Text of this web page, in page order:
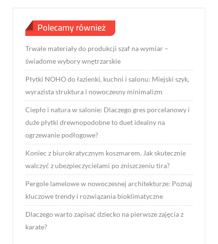
Polecamy również
Trwałe materiały do produkcji szaf na wymiar –
świadome wybory wnętrzarskie
Płytki NOHO do łazienki, kuchni i salonu: Miejski szyk,
wyrazista struktura i nowoczesny minimalizm
Ciepło i natura w salonie: Dlaczego gres porcelanowy i
duże płytki drewnopodobne to duet idealny na
ogrzewanie podłogowe?
Koniec z biurokratycznym koszmarem. Jak skutecznie
walczyć z ubezpieczycielami po zniszczeniu tira?
Pergole lamelowe w nowoczesnej architekturze: Poznaj
kluczowe trendy i rozwiązania bioklimatyczne
Dlaczego warto zapisać dziecko na pierwsze zajęcia z
karate?